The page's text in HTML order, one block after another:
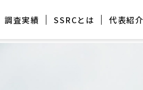
調査実績 SSRCとは 代表紹介